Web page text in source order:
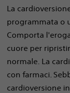
La
programmata o
Comporta
cuore per
normale. La
con farmaci.
cardioversione